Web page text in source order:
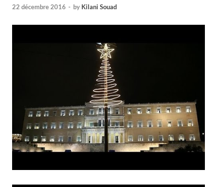
22 décembre 2016 - by Kilani Souad